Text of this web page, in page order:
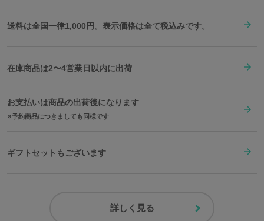
送料は全国一律1,000円。表示価格は全て税込みです。
在庫商品は2〜4営業日以内に出荷
お支払いは商品の出荷後になります
予約商品につきましても同様です
ギフトセットもございます
詳しく見る